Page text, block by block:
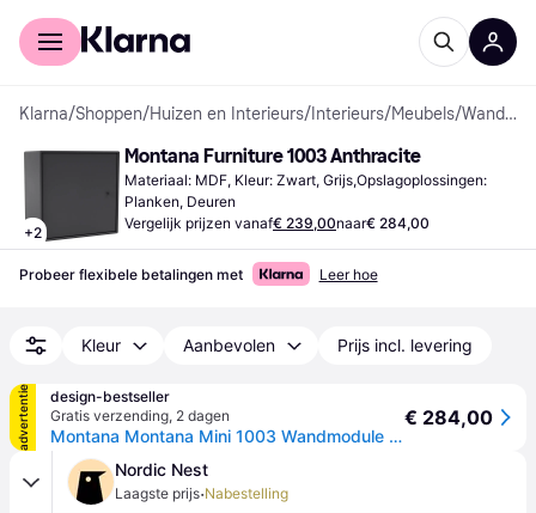
Voor shoppers
Klarna/Shoppen/Huizen en Interieurs/ Interieurs/Meubels/ Wandplanken
+2
Montana Furniture 1003 Anthracite
Materiaal: MDF, Kleur: Zwart, Grijs,Opslagoplossingen:
Planken, Deuren
Vergelijk prijzen vanaf€ 239,00naar€ 284,00
Probeer flexibele betalingen met Leer hoe
Kleur Aanbevolen Prijs incl. levering
advertentie
design-bestseller
Gratis verzending, 2 dagen
Montana Montana Mini 1003 Wandmodule met deur - Anthracite - 4 - 6 Wochen
€ 284,00
Nordic Nest
Laagste prijs·Nabestelling